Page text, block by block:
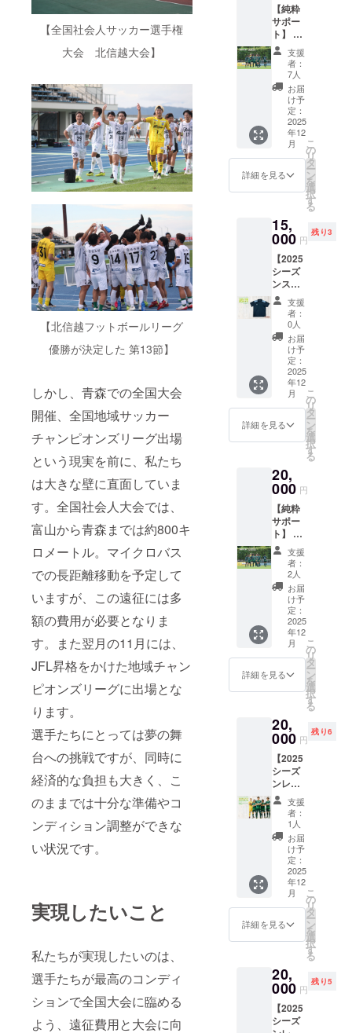
【全国社会人サッカー選手権
大会 北信越大会】
【北信越フットボールリーグ
優勝が決定した 第13節】
しかし、青森での全国大会
開催、全国地域サッカー
チャンピオンズリーグ出場
という現実を前に、私たち
は大きな壁に直面していま
す。全国社会人大会では、
富山から青森までは約800キ
ロメートル。マイクロバス
での長距離移動を予定して
いますが、この遠征には多
額の費用が必要となりま
す。また翌月の11月には、
JFL昇格をかけた地域チャン
ピオンズリーグに出場とな
ります。
選手たちにとっては夢の舞
台への挑戦ですが、同時に
経済的な負担も大きく、こ
のままでは十分な準備やコ
ンディション調整ができな
い状況です。
実現したいこと
私たちが実現したいのは、
選手たちが最高のコンディ
ションで全国大会に臨める
よう、遠征費用と大会に向
【純粋
サポー
ト】 〇
御礼の
メッ
セージ
をお送
りいた
します
※【純粋
サポー
ト】の
3,000
円・
5,000
円・
円・
20,000
円のリ
ターン
と内容
は全て
同じと
なりま
す。
支援
者：
7人
お届
け予
定：
2025
年12
月
詳細を見る
こ
の
リ
タ
ー
ン
を
選
択
す
る
15,
000 円
残り3
【2025
シーズ
ンス
タッフ
用ポロ
シャ
ツ】 〇
2025
シーズ
ンス
タッフ
が着用
してい
る非売
品のポ
ロシャ
着用）
をお送
りしま
す。 〇
サイズ
はお選
びいた
だけま
せん。
支援
者：
0人
お届
け予
定：
2025
年12
月
詳細を見る
こ
の
リ
タ
ー
ン
を
選
択
す
る
20,
000 円
【純粋
サポー
ト】 〇
御礼の
メッ
セージ
をお送
りいた
します
※【純粋
サポー
ト】の
3,000
円・
5,000
円・
円・
20,000
円のリ
ターン
と内容
は全て
同じと
なりま
す。
支援
者：
2人
お届
け予
定：
2025
年12
月
詳細を見る
こ
の
リ
タ
ー
ン
を
選
択
す
る
20,
000 円
残り6
【2025
シーズ
ンレプ
リカユ
ニ
フォー
ム/Mサ
イズ】
〇背暗
号なし
で全選
手・ス
タッフ
のサイ
ン入り
でお送
しま
す。 〇
1ST（
緑）の
ユニ
支援
者：
1人
お届
け予
定：
2025
年12
月
詳細を見る
こ
の
リ
タ
ー
ン
を
選
択
す
る
20,
000 円
残り5
【2025
シーズ